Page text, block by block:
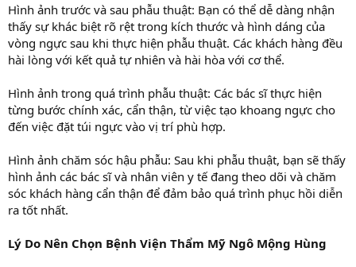
Hình ảnh trước và sau phẫu thuật: Bạn có thể dễ dàng nhận
thấy sự khác biệt rõ rệt trong kích thước và hình dáng của
vòng ngực sau khi thực hiện phẫu thuật. Các khách hàng đều
hài lòng với kết quả tự nhiên và hài hòa với cơ thể.
Hình ảnh trong quá trình phẫu thuật: Các bác sĩ thực hiện
từng bước chính xác, cẩn thận, từ việc tạo khoang ngực cho
đến việc đặt túi ngực vào vị trí phù hợp.
Hình ảnh chăm sóc hậu phẫu: Sau khi phẫu thuật, bạn sẽ thấy
hình ảnh các bác sĩ và nhân viên y tế đang theo dõi và chăm
sóc khách hàng cẩn thận để đảm bảo quá trình phục hồi diễn
ra tốt nhất.
Lý Do Nên Chọn Bệnh Viện Thẩm Mỹ Ngô Mộng Hùng